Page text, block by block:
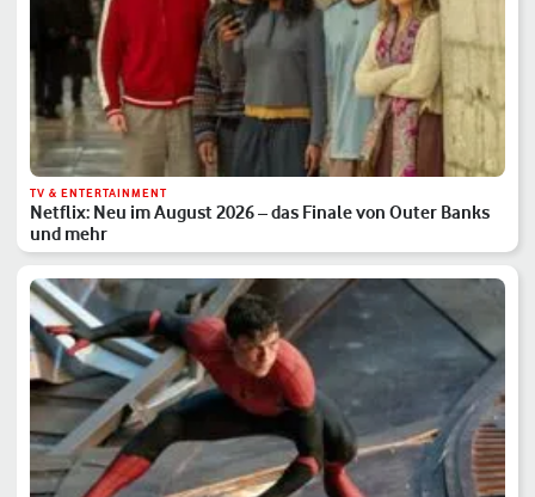
TV & ENTERTAINMENT
Netflix: Neu im August 2026 – das Finale von Outer Banks
und mehr